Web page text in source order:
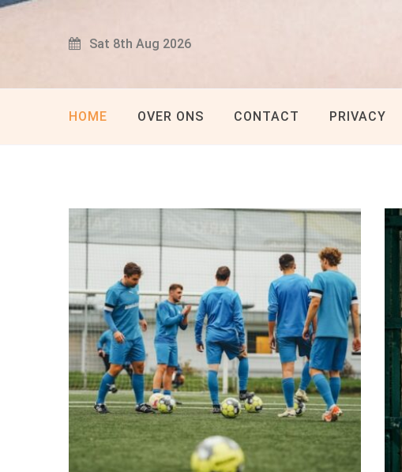
Skip
Sat 8th Aug 2026
HOME OVER ONS CONTACT PRIVACY